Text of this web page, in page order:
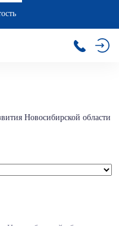
Новосибирской области